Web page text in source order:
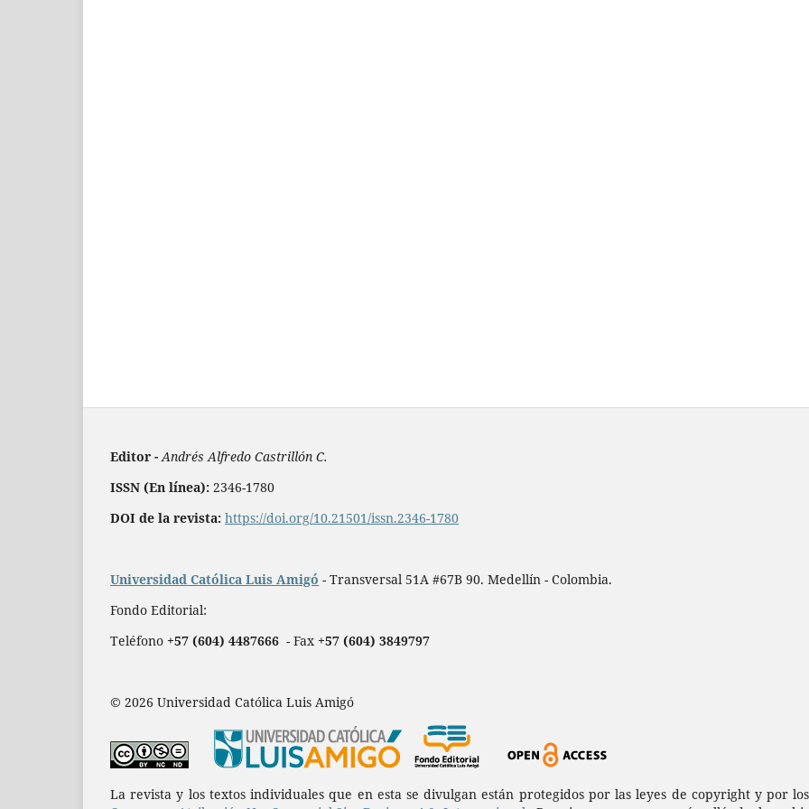
Editor - Andrés Alfredo Castrillón C.
ISSN (En línea): 2346-1780
DOI de la revista: https://doi.org/10.21501/issn.2346-1780
Universidad Católica Luis Amigó - Transversal 51A #67B 90. Medellín - Colombia.
Fondo Editorial:
Teléfono +57 (604) 4487666 - Fax +57 (604) 3849797
© 2026 Universidad Católica Luis Amigó
La revista y los textos individuales que en esta se divulgan están protegidos por las leyes de copyright y por